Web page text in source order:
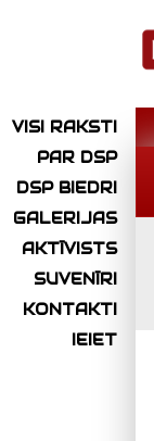
VISI RAKSTI
PAR DSP
DSP BIEDRI
GALERIJAS
AKTĪVISTS
SUVENĪRI
KONTAKTI
IEIET